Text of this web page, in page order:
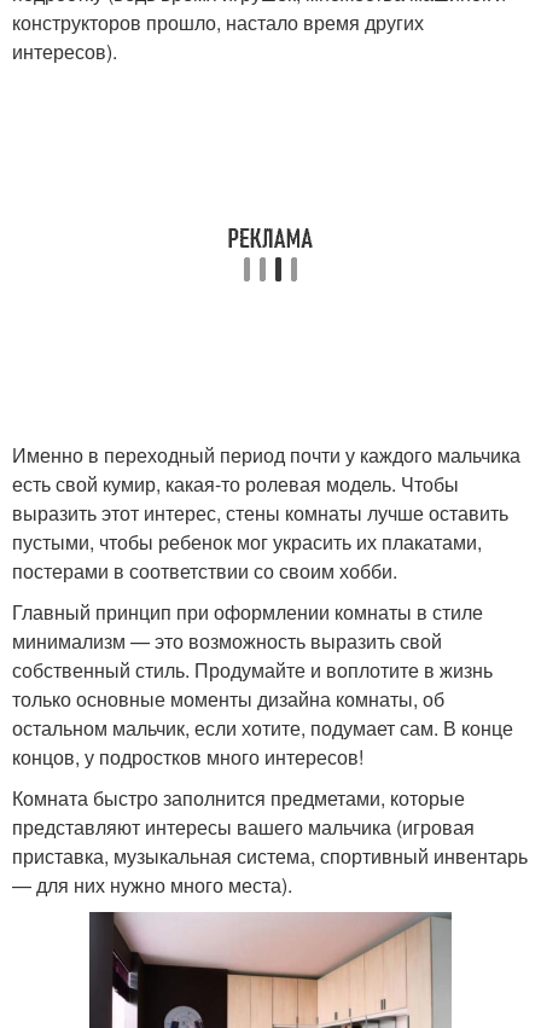
конструкторов прошло, настало время других
интересов).
Именно в переходный период почти у каждого мальчика
есть свой кумир, какая-то ролевая модель. Чтобы
выразить этот интерес, стены комнаты лучше оставить
пустыми, чтобы ребенок мог украсить их плакатами,
постерами в соответствии со своим хобби.
Главный принцип при оформлении комнаты в стиле
минимализм — это возможность выразить свой
собственный стиль. Продумайте и воплотите в жизнь
только основные моменты дизайна комнаты, об
остальном мальчик, если хотите, подумает сам. В конце
концов, у подростков много интересов!
Комната быстро заполнится предметами, которые
представляют интересы вашего мальчика (игровая
приставка, музыкальная система, спортивный инвентарь
— для них нужно много места).